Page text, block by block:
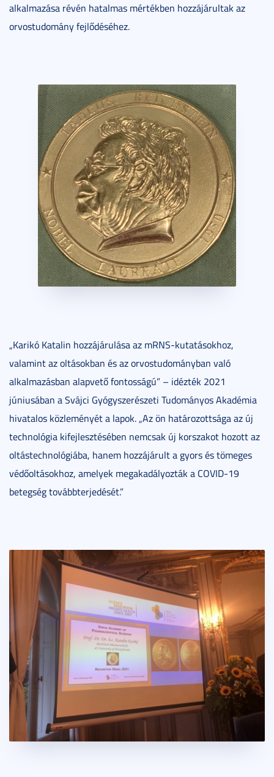
alkalmazása révén hatalmas mértékben hozzájárultak az
orvostudomány fejlődéséhez.
„Karikó Katalin hozzájárulása az mRNS-kutatásokhoz,
valamint az oltásokban és az orvostudományban való
alkalmazásban alapvető fontosságú” – idézték 2021
júniusában a Svájci Gyógyszerészeti Tudományos Akadémia
hivatalos közleményét a lapok. „Az ön határozottsága az új
technológia kifejlesztésében nemcsak új korszakot hozott az
oltástechnológiába, hanem hozzájárult a gyors és tömeges
védőoltásokhoz, amelyek megakadályozták a COVID-19
betegség továbbterjedését.”